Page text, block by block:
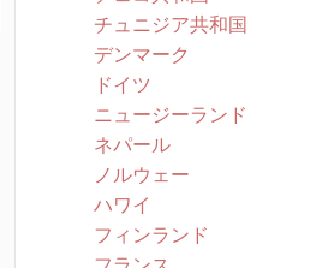
チュニジア共和国
デンマーク
ドイツ
ニュージーランド
ネパール
ノルウェー
ハワイ
フィンランド